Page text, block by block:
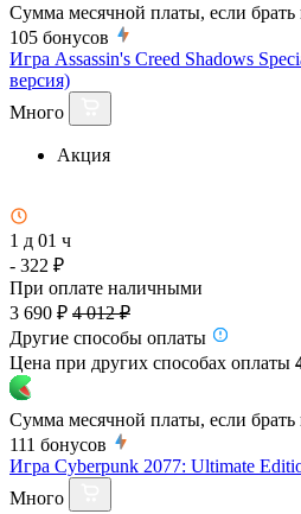
Сумма месячной платы, если брать
105 бонусов
Игра Assassin's Creed Shadows
версия)
Много
Акция
1 д 01 ч
- 322 ₽
При оплате наличными
3 690 ₽ 4 012 ₽
Другие способы оплаты
Цена при других способах оплаты
Сумма месячной платы, если брать
111 бонусов
Игра Cyberpunk 2077: Ultimate
Много